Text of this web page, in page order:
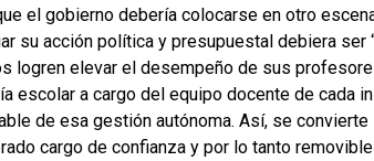
el gobierno debería colocarse en otro
su acción política y presupuestal debiera
logren elevar el desempeño de sus
escolar a cargo del equipo docente de cada
de esa gestión autónoma. Así, se
cargo de confianza y por lo tanto